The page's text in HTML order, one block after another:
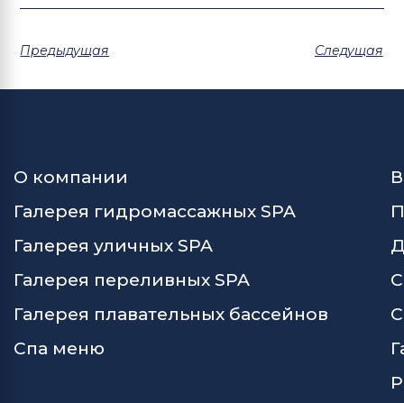
Предыдущая Следущая
О компании
Галерея гидромассажных SPA
Галерея уличных SPA
Галерея переливных SPA
Галерея плавательных бассейнов
Спа меню